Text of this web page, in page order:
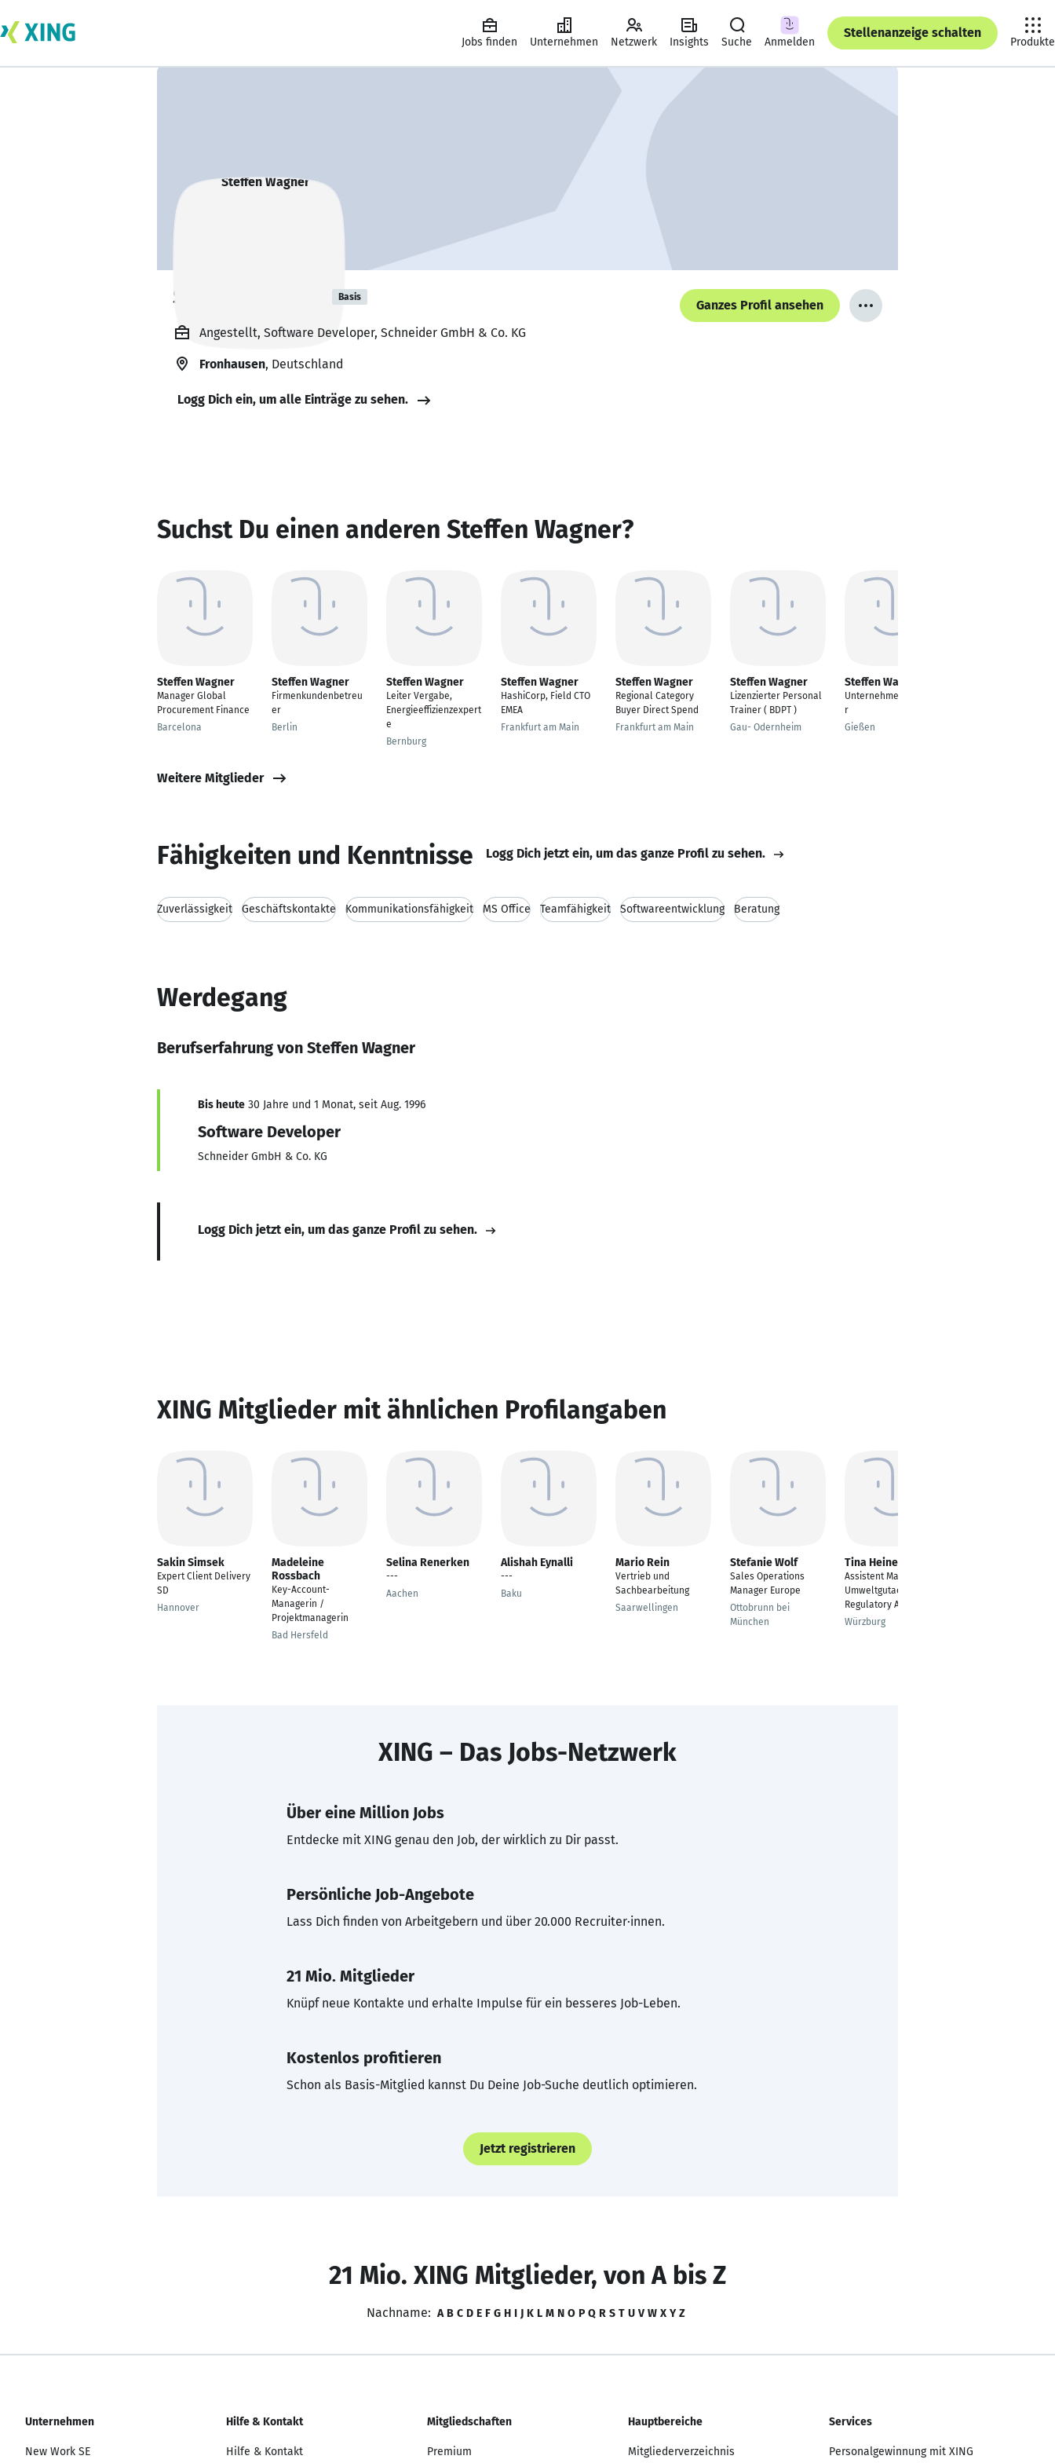
Jobs finden Unternehmen Netzwerk Insights Suche Anmelden
Stellenanzeige schalten
Produkte
Steffen Wagner Basis
Ganzes Profil ansehen
Angestellt, Software Developer, Schneider GmbH & Co. KG
Fronhausen, Deutschland
Logg Dich ein, um alle Einträge zu sehen.
Suchst Du einen anderen Steffen Wagner?
Steffen Wagner
Manager Global
Procurement Finance
Barcelona
Steffen Wagner
Firmenkundenbetreu
er
Berlin
Steffen Wagner
Leiter Vergabe,
Energieeffizienzexpert
e
Bernburg
Steffen Wagner
HashiCorp, Field CTO
EMEA
Frankfurt am Main
Steffen Wagner
Regional Category
Buyer Direct Spend
Frankfurt am Main
Steffen Wagner
Lizenzierter Personal
Trainer ( BDPT )
Gau- Odernheim
Steffen Wagner
Unternehmensberate
r
Gießen
Weitere Mitglieder
Fähigkeiten und Kenntnisse Logg Dich jetzt ein, um das ganze Profil zu sehen.
Zuverlässigkeit Geschäftskontakte Kommunikationsfähigkeit MS Office Teamfähigkeit Softwareentwicklung Beratung
Werdegang
Berufserfahrung von Steffen Wagner
Bis heute 30 Jahre und 1 Monat, seit Aug. 1996
Software Developer
Schneider GmbH & Co. KG
Logg Dich jetzt ein, um das ganze Profil zu sehen.
XING Mitglieder mit ähnlichen Profilangaben
Sakin Simsek
Expert Client Delivery
SD
Hannover
Madeleine
Rossbach
Key-Account-
Managerin /
Projektmanagerin
Bad Hersfeld
Selina Renerken
---
Aachen
Alishah Eynalli
---
Baku
Mario Rein
Vertrieb und
Sachbearbeitung
Saarwellingen
Stefanie Wolf
Sales Operations
Manager Europe
Ottobrunn bei
München
Tina Heinemann
Assistent Manager,
Umweltgutachterin,
Regulatory Advisory
Würzburg
XING – Das Jobs-Netzwerk
Über eine Million Jobs
Entdecke mit XING genau den Job, der wirklich zu Dir passt.
Persönliche Job-Angebote
Lass Dich finden von Arbeitgebern und über 20.000 Recruiter·innen.
21 Mio. Mitglieder
Knüpf neue Kontakte und erhalte Impulse für ein besseres Job-Leben.
Kostenlos profitieren
Schon als Basis-Mitglied kannst Du Deine Job-Suche deutlich optimieren.
Jetzt registrieren
21 Mio. XING Mitglieder, von A bis Z
Nachname: A B C D E F G H I J K L M N O P Q R S T U V W X Y Z
Unternehmen
New Work SE
Hilfe & Kontakt
Hilfe & Kontakt
Mitgliedschaften
Premium
Hauptbereiche
Mitgliederverzeichnis
Services
Personalgewinnung mit XING